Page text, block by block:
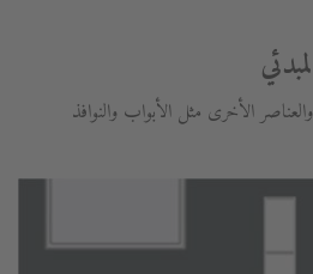
الأخرى مثل الأبواب والنوافذ